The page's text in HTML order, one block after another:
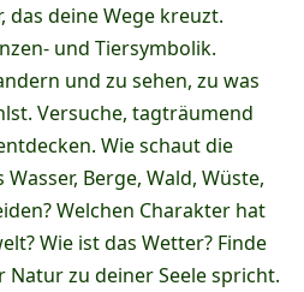
das deine Wege kreuzt.
und Tiersymbolik.
und zu sehen, zu was
Versuche, tagträumend
Wie schaut die
Berge, Wald, Wüste,
Welchen Charakter hat
Wie ist das Wetter? Finde
Natur zu deiner Seele spricht.